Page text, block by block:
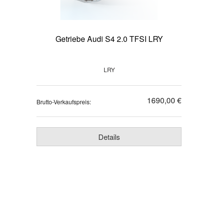
Getriebe Audi S4 2.0 TFSI LRY
LRY
Brutto-Verkaufspreis: 1690,00 €
Details